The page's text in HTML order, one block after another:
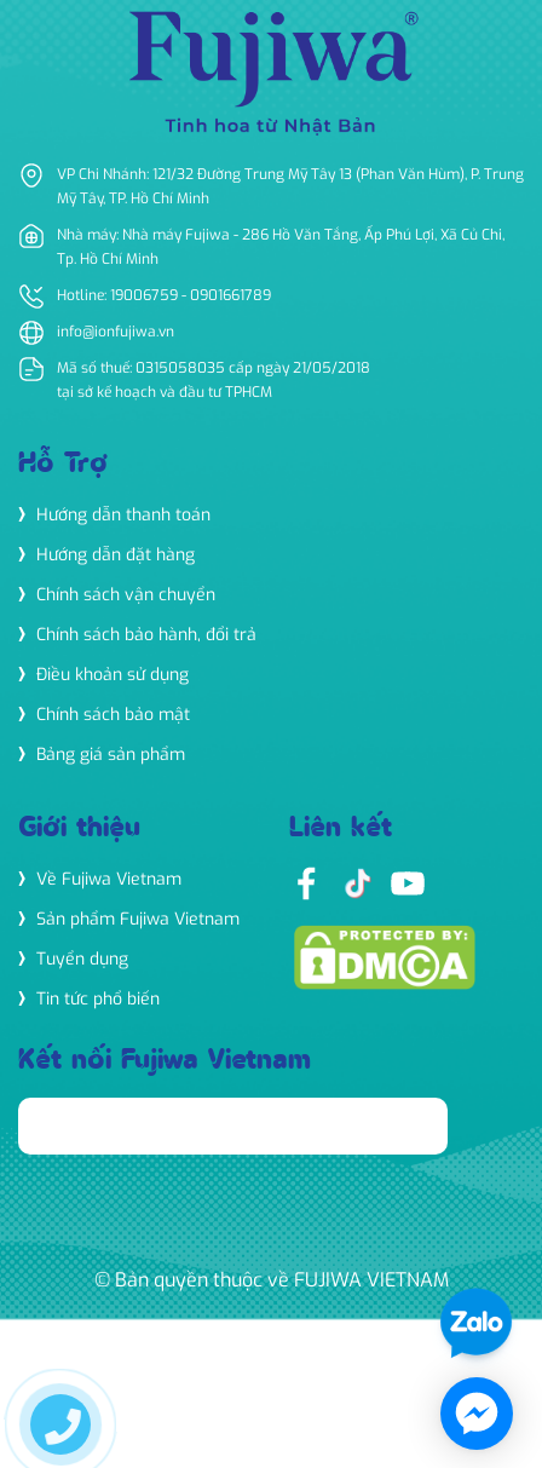
VP Chi Nhánh: 121/32 Đường Trung Mỹ Tây 13 (Phan Văn Hùm), P. Trung
Mỹ Tây, TP. Hồ Chí Minh
Nhà máy: Nhà máy Fujiwa - 286 Hồ Văn Tắng, Ấp Phú Lợi, Xã Củ Chi,
Tp. Hồ Chí Minh
Hotline: 19006759 - 0901661789
info@ionfujiwa.vn
Mã số thuế: 0315058035 cấp ngày 21/05/2018
tại sở kế hoạch và đầu tư TPHCM
Hỗ Trợ
Hướng dẫn thanh toán
Hướng dẫn đặt hàng
Chính sách vận chuyển
Chính sách bảo hành, đổi trả
Điều khoản sử dụng
Chính sách bảo mật
Bảng giá sản phẩm
Giới thiệu
Về Fujiwa Vietnam
Sản phẩm Fujiwa Vietnam
Tuyển dụng
Tin tức phổ biến
Liên kết
Kết nối Fujiwa Vietnam
© Bản quyền thuộc về FUJIWA VIETNAM